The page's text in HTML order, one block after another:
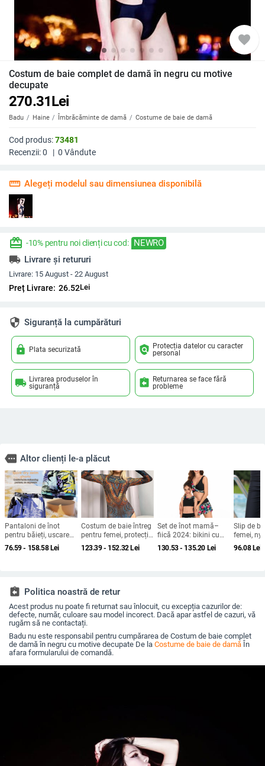
favorite
Costum de baie complet de damă în negru cu motive
decupate
270.31Lei
Badu Haine Îmbrăcăminte de damă Costume de baie de damă
Cod produs:73481
Recenzii:0 | 0 Vândute
straighten Alegeți modelul sau dimensiunea disponibilă
redeem -10% pentru noi clienți cu cod: NEWRO
local_shipping Livrare și retururi
Livrare: 15 August - 22 August
Preț Livrare: 26.52Lei
security Siguranță la cumpărături
lock Plata securizată policy Protecția datelor cu caracter
personal
local_shipping Livrarea produselor în
siguranță
assignment_return Returnarea se face fără
probleme
more Altor clienți le-a plăcut
Pantaloni de înot
pentru băieți, uscare
rapidă, cu căptușeală
dublă – set de înot
76.59 - 158.58Lei
Costum de baie întreg
pentru femei, protecție
UV, uscare rapidă, fără
mâneci, cu burete
123.39 - 152.32Lei
Set de înot mamă–
fiică 2024: bikini cu
fustă, două piese
130.53 - 135.20Lei
Slip de
femei,
nylon, stil
96.08Lei
assignment_return Politica noastră de retur
Acest produs nu poate fi returnat sau înlocuit, cu excepția cazurilor de:
defecte, număr, culoare sau model incorect. Dacă apar astfel de cazuri, vă
rugăm să ne contactați.
Badu nu este responsabil pentru cumpărarea de Costum de baie complet
de damă în negru cu motive decupate De la Costume de baie de damă În
afara formularului de comandă.